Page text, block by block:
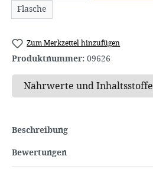
Flasche
Zum Merkzettel hinzufügen
Produktnummer: 09626
Beschreibung
Bewertungen